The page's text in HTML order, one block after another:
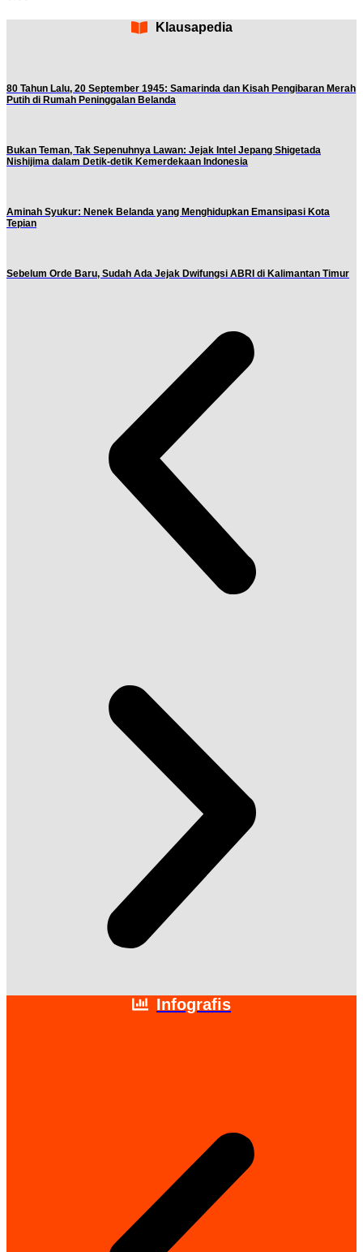
Klausapedia
80 Tahun Lalu, 20 September 1945: Samarinda dan Kisah Pengibaran Merah
Putih di Rumah Peninggalan Belanda
Bukan Teman, Tak Sepenuhnya Lawan: Jejak Intel Jepang Shigetada
Nishijima dalam Detik-detik Kemerdekaan Indonesia
Aminah Syukur: Nenek Belanda yang Menghidupkan Emansipasi Kota
Tepian
Sebelum Orde Baru, Sudah Ada Jejak Dwifungsi ABRI di Kalimantan Timur
Infografis